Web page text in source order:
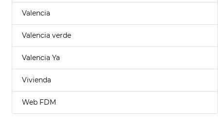
Valencia
Valencia verde
Valencia Ya
Vivienda
Web FDM